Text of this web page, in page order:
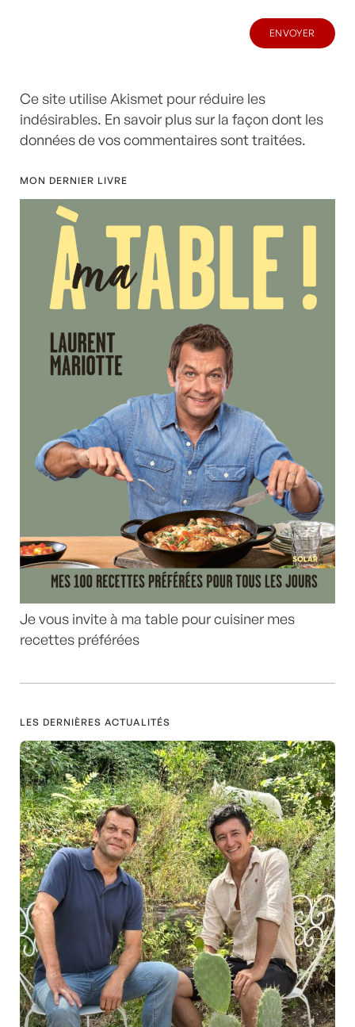
Ce site utilise Akismet pour réduire les
indésirables. En savoir plus sur la façon dont les
données de vos commentaires sont traitées.
MON DERNIER LIVRE
Je vous invite à ma table pour cuisiner mes
recettes préférées
LES DERNIÈRES ACTUALITÉS